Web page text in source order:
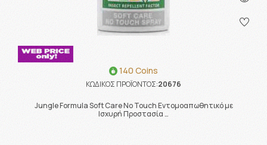
140 Coins
ΚΩΔΙΚΟΣ ΠΡΟΪΟΝΤΟΣ:20676
Jungle Formula Soft Care No Touch Εντομοαπωθητικό με
Ισχυρή Προστασία …